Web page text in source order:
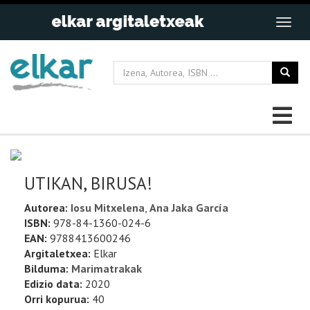
UTIKAN, BIRUSA!
Autorea: Iosu Mitxelena, Ana Jaka García
ISBN: 978-84-1360-024-6
EAN: 9788413600246
Argitaletxea: Elkar
Bilduma: Marimatrakak
Edizio data: 2020
Orri kopurua: 40